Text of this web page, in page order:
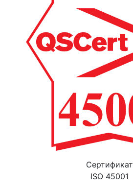
Cертификат
ISO 45001